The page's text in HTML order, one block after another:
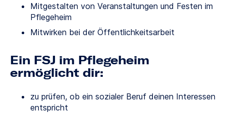
Mitgestalten von Veranstaltungen und Festen im
Pflegeheim
Mitwirken bei der Öffentlichkeitsarbeit
Ein FSJ im Pflegeheim
ermöglicht dir:
zu prüfen, ob ein sozialer Beruf deinen Interessen
entspricht